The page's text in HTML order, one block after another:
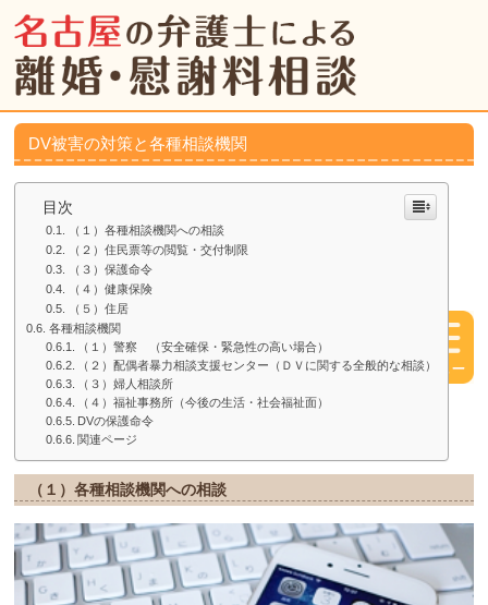
DV被害の対策と各種相談機関
目次
（１）各種相談機関への相談
（２）住民票等の閲覧・交付制限
（３）保護命令
（４）健康保険
（５）住居
各種相談機関
（１）警察 （安全確保・緊急性の高い場合）
（２）配偶者暴力相談支援センター（ＤＶに関する全般的な相談）
（３）婦人相談所
（４）福祉事務所（今後の生活・社会福祉面）
DVの保護命令
関連ページ
（１）各種相談機関への相談